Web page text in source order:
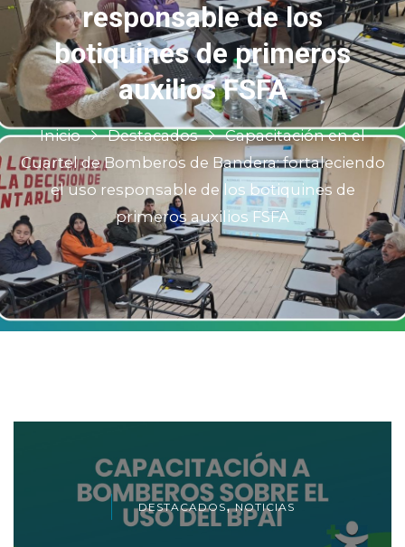
responsable de los
botiquines de primeros
auxilios FSFA
Inicio Destacados
Capacitación en el
Cuartel de Bomberos de Bandera: fortaleciendo
el uso responsable de los botiquines de
primeros auxilios FSFA
DESTACADOS,NOTICIAS